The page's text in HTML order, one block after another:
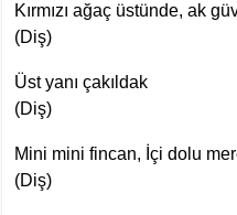
Kırmızı ağaç üstünde, ak
(Diş)
Üst yanı çakıldak
(Diş)
Mini mini fincan, İçi dolu
(Diş)